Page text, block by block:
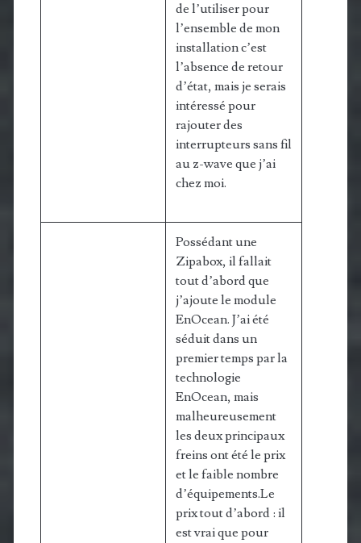
de l’utiliser pour
l’ensemble de mon
installation c’est
l’absence de retour
d’état, mais je serais
intéressé pour
rajouter des
interrupteurs sans fil
au z-wave que j’ai
chez moi.
Possédant une
Zipabox, il fallait
tout d’abord que
j’ajoute le module
EnOcean. J’ai été
séduit dans un
premier temps par la
technologie
EnOcean, mais
malheureusement
les deux principaux
freins ont été le prix
et le faible nombre
d’équipements.Le
prix tout d’abord : il
est vrai que pour